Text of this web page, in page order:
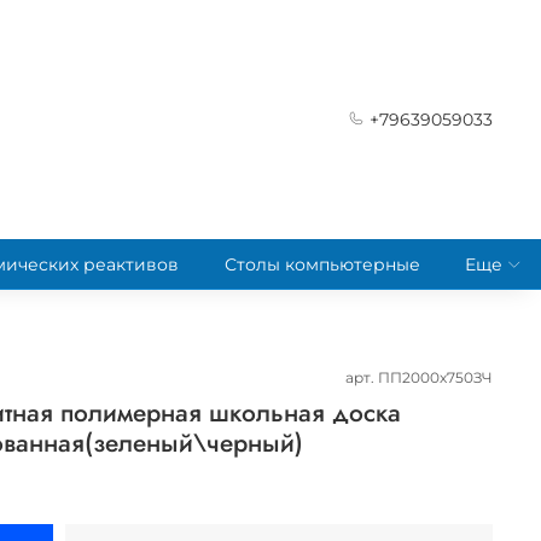
+79639059033
реактивов Столы компьютерные Еще
арт. ПП2000х750ЗЧ
полимерная школьная доска